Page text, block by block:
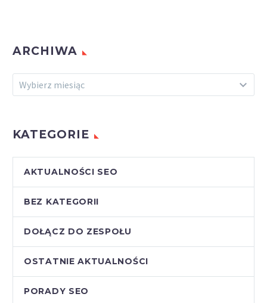
ARCHIWA
Archiwa
Wybierz miesiąc
KATEGORIE
AKTUALNOŚCI SEO
BEZ KATEGORII
DOŁĄCZ DO ZESPOŁU
OSTATNIE AKTUALNOŚCI
PORADY SEO